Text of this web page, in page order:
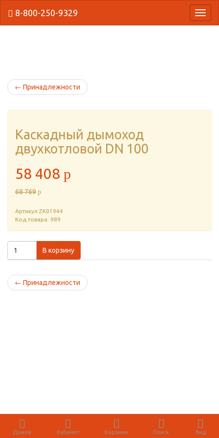
8-800-250-9329
← Принадлежности
Каскадный дымоход
двухкотловой DN 100
58 408 p
68 769 p
Артикул ZK01944
Код товара: 989
В корзину
← Принадлежности
Домой Кабинет Корзина Поиск Вид